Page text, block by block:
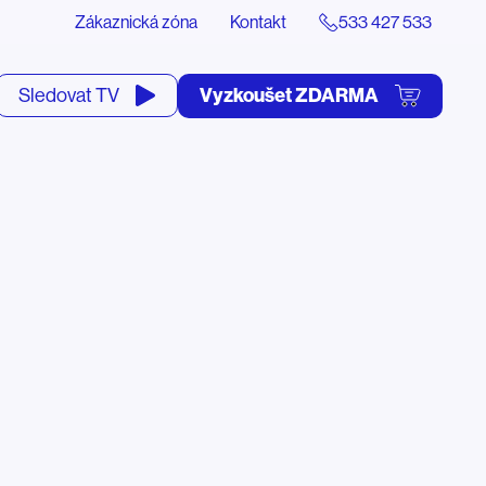
Zákaznická zóna Kontakt 533 427 533
Sledovat TV Vyzkoušet ZDARMA